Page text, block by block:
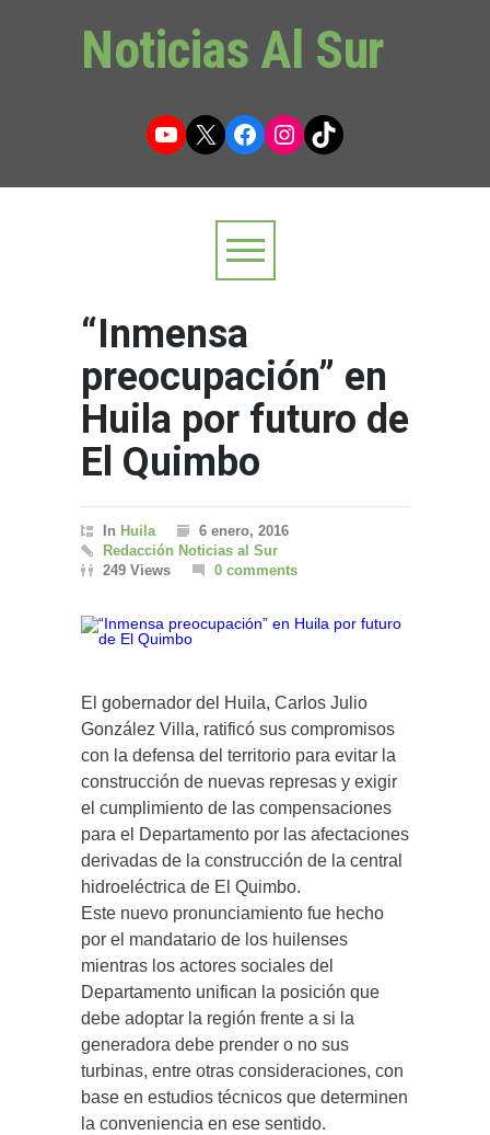
Noticias Al Sur
YouTube
X Facebook
Instagram
TikTok
“Inmensa
preocupación” en
Huila por futuro de
El Quimbo
In Huila
6 enero, 2016
Redacción Noticias al Sur
249 Views
0 comments
El gobernador del Huila, Carlos Julio
González Villa, ratificó sus compromisos
con la defensa del territorio para evitar la
construcción de nuevas represas y exigir
el cumplimiento de las compensaciones
para el Departamento por las afectaciones
derivadas de la construcción de la central
hidroeléctrica de El Quimbo.
Este nuevo pronunciamiento fue hecho
por el mandatario de los huilenses
mientras los actores sociales del
Departamento unifican la posición que
debe adoptar la región frente a si la
generadora debe prender o no sus
turbinas, entre otras consideraciones, con
base en estudios técnicos que determinen
la conveniencia en ese sentido.